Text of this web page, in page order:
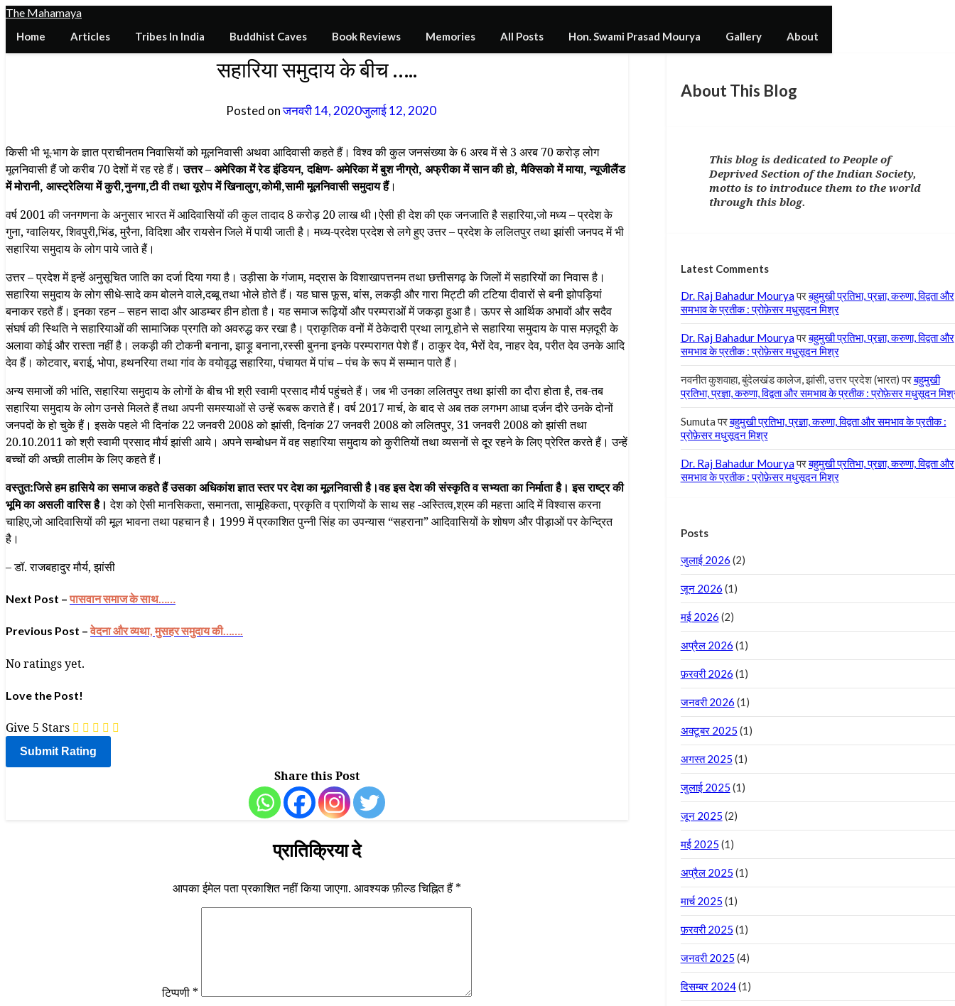
Skip
content
The Mahamaya
Home Articles Tribes In India Buddhist Caves Book Reviews Memories All Posts Hon. Swami Prasad Mourya Gallery About
सहारिया समुदाय के बीच …..
Posted onजनवरी 14, 2020जुलाई 12, 2020
किसी भी भू-भाग के ज्ञात प्राचीनतम निवासियों को मूलनिवासी अथवा आदिवासी कहते हैं। विश्व की कुल जनसंख्या के 6 अरब में से 3 अरब 70 करोड़ लोग
मूलनिवासी हैं जो करीब 70 देशों में रह रहे हैं।उत्तर – अमेरिका में रेड इंडियन, दक्षिण- अमेरिका में बुश नीग्रो, अफ्रीका में सान की हो, मैक्सिको में माया, न्यूजीलैंड
में मोरानी, आस्ट्रेलिया में कुरी,नुनगा,टी वी तथा यूरोप में खिनालुग,कोमी,सामी मूलनिवासी समुदाय हैं।
वर्ष 2001 की जनगणना के अनुसार भारत में आदिवासियों की कुल तादाद 8 करोड़ 20 लाख थी।ऐसी ही देश की एक जनजाति है सहारिया,जो मध्य – प्रदेश के
गुना, ग्वालियर, शिवपुरी,भिंड, मुरैना, विदिशा और रायसेन जिले में पायी जाती है। मध्य-प्रदेश प्रदेश से लगे हुए उत्तर – प्रदेश के ललितपुर तथा झांसी जनपद में भी
सहारिया समुदाय के लोग पाये जाते हैं।
उत्तर – प्रदेश में इन्हें अनुसूचित जाति का दर्जा दिया गया है। उड़ीसा के गंजाम, मद्रास के विशाखापत्तनम तथा छत्तीसगढ़ के जिलों में सहारियों का निवास है।
सहारिया समुदाय के लोग सीधे-सादे कम बोलने वाले,दब्बू तथा भोले होते हैं। यह घास फूस, बांस, लकड़ी और गारा मिट्टी की टटिया दीवारों से बनी झोपड़ियां
बनाकर रहते हैं। इनका रहन – सहन सादा और आडम्बर हीन होता है। यह समाज रूढ़ियों और परम्पराओं में जकड़ा हुआ है। ऊपर से आर्थिक अभावों और सदैव
संघर्ष की स्थिति ने सहारियाओं की सामाजिक प्रगति को अवरुद्ध कर रखा है। प्राकृतिक वनों में ठेकेदारी प्रथा लागू होने से सहारिया समुदाय के पास मज़दूरी के
अलावा कोई और रास्ता नहीं है। लकड़ी की टोकनी बनाना, झाड़ू बनाना,रस्सी बुनना इनके परम्परागत पेशे हैं। ठाकुर देव, भैरों देव, नाहर देव, परीत देव उनके आदि
देव हैं। कोटवार, बराई, भोपा, हथनरिया तथा गांव के वयोवृद्ध सहारिया, पंचायत में पांच – पंच के रूप में सम्मान पाते हैं।
अन्य समाजों की भांति, सहारिया समुदाय के लोगों के बीच भी श्री स्वामी प्रसाद मौर्य पहुंचते हैं। जब भी उनका ललितपुर तथा झांसी का दौरा होता है, तब-तब
सहारिया समुदाय के लोग उनसे मिलते हैं तथा अपनी समस्याओं से उन्हें रूबरू कराते हैं। वर्ष 2017 मार्च, के बाद से अब तक लगभग आधा दर्जन दौरे उनके दोनों
जनपदों के हो चुके हैं। इसके पहले भी दिनांक 22 जनवरी 2008 को झांसी, दिनांक 27 जनवरी 2008 को ललितपुर, 31 जनवरी 2008 को झांसी तथा
20.10.2011 को श्री स्वामी प्रसाद मौर्य झांसी आये। अपने सम्बोधन में वह सहारिया समुदाय को कुरीतियों तथा व्यसनों से दूर रहने के लिए प्रेरित करते हैं। उन्हें
बच्चों की अच्छी तालीम के लिए कहते हैं।
वस्तुत:जिसे हम हासिये का समाज कहते हैं उसका अधिकांश ज्ञात स्तर पर देश का मूलनिवासी है।वह इस देश की संस्कृति व सभ्यता का निर्माता है। इस राष्ट्र की
भूमि का असली वारिस है। देश को ऐसी मानसिकता, समानता, सामूहिकता, प्रकृति व प्राणियों के साथ सह -अस्तित्व,श्रम की महत्ता आदि में विश्वास करना
चाहिए,जो आदिवासियों की मूल भावना तथा पहचान है। 1999 में प्रकाशित पुन्नी सिंह का उपन्यास “सहराना” आदिवासियों के शोषण और पीड़ाओं पर केन्द्रित
है।
– डॉ. राजबहादुर मौर्य, झांसी
Next Post –पासवान समाज के साथ……
Previous Post –वेदना और व्यथा, मुसहर समुदाय की…….
No ratings yet.
Love the Post!
Give 5 Stars
Share this Post
प्रातिक्रिया दे
आपका ईमेल पता प्रकाशित नहीं किया जाएगा. आवश्यक फ़ील्ड चिह्नित हैं*
टिप्पणी *
About This Blog
This blog is dedicated to People of
Deprived Section of the Indian Society,
motto is to introduce them to the world
through this blog.
Latest Comments
Dr. Raj Bahadur Mouryaपरबहुमुखी प्रतिभा, प्रज्ञा, करुणा, विद्वता और
समभाव के प्रतीक : प्रोफ़ेसर मधुसूदन मिश्र
Dr. Raj Bahadur Mouryaपरबहुमुखी प्रतिभा, प्रज्ञा, करुणा, विद्वता और
समभाव के प्रतीक : प्रोफ़ेसर मधुसूदन मिश्र
नवनीत कुशवाहा, बुंदेलखंड कालेज, झांसी, उत्तर प्रदेश (भारत)परबहुमुखी
प्रतिभा, प्रज्ञा, करुणा, विद्वता और समभाव के प्रतीक : प्रोफ़ेसर मधुसूदन
Sumutaपरबहुमुखी प्रतिभा, प्रज्ञा, करुणा, विद्वता और समभाव के प्रतीक :
प्रोफ़ेसर मधुसूदन मिश्र
Dr. Raj Bahadur Mouryaपरबहुमुखी प्रतिभा, प्रज्ञा, करुणा, विद्वता और
समभाव के प्रतीक : प्रोफ़ेसर मधुसूदन मिश्र
Posts
जुलाई 2026 (2)
जून 2026 (1)
मई 2026 (2)
अप्रैल 2026 (1)
फ़रवरी 2026 (1)
जनवरी 2026 (1)
अक्टूबर 2025 (1)
अगस्त 2025 (1)
जुलाई 2025 (1)
जून 2025 (2)
मई 2025 (1)
अप्रैल 2025 (1)
मार्च 2025 (1)
फ़रवरी 2025 (1)
जनवरी 2025 (4)
दिसम्बर 2024(1)